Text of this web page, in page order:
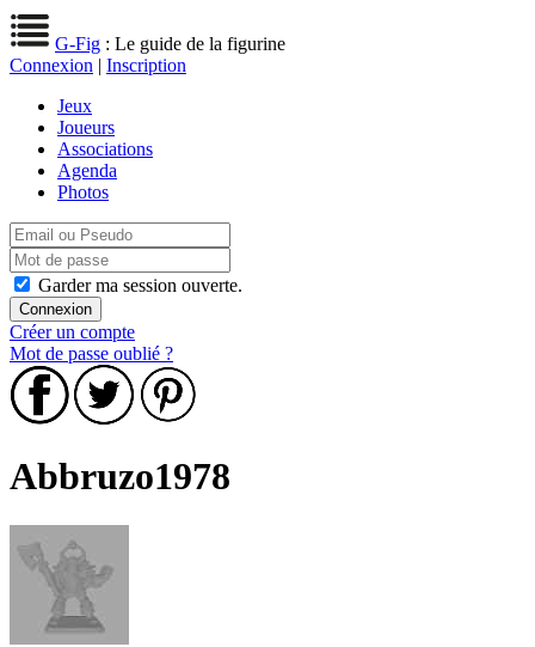
G-Fig : Le guide de la figurine
Connexion | Inscription
Jeux
Joueurs
Associations
Agenda
Photos
Garder ma session ouverte.
Créer un compte
Mot de passe oublié ?
Abbruzo1978